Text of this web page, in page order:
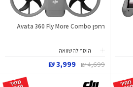
רחפן Avata 360 Fly More Combo
הוסף להשוואה
4,699 ₪
3,999 ₪